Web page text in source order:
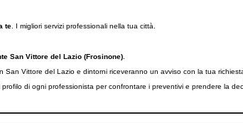
te . I migliori servizi professionali nella tua città.
San Vittore del Lazio (Frosinone)
San Vittore del Lazio e dintorni riceveranno un avviso con la tua
di ogni professionista per confrontare i preventivi e prendere la